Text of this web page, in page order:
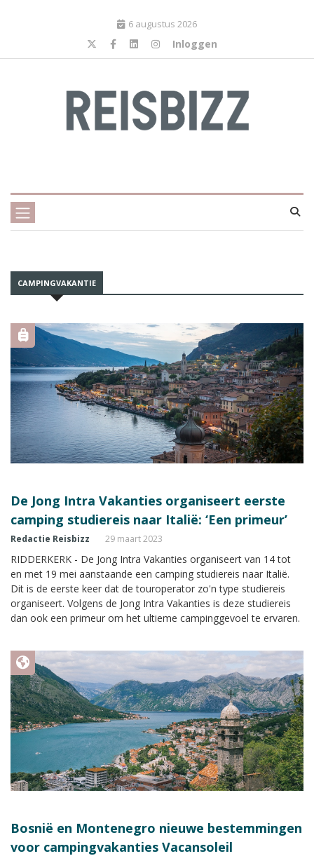
6 augustus 2026
Inloggen
CAMPINGVAKANTIE
De Jong Intra Vakanties organiseert eerste
camping studiereis naar Italië: ‘Een primeur’
Redactie Reisbizz 29 maart 2023
RIDDERKERK - De Jong Intra Vakanties organiseert van 14 tot
en met 19 mei aanstaande een camping studiereis naar Italië.
Dit is de eerste keer dat de touroperator zo'n type studiereis
organiseert. Volgens de Jong Intra Vakanties is deze studiereis
dan ook een primeur om het ultieme campinggevoel te ervaren.
Bosnië en Montenegro nieuwe bestemmingen
voor campingvakanties Vacansoleil